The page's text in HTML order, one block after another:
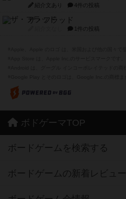
紹介文あり 4件の投稿
ザ・フラッド
1件の投稿
ボドゲーマTOP
ボードゲームを検索する
ボードゲームの新着レビュー